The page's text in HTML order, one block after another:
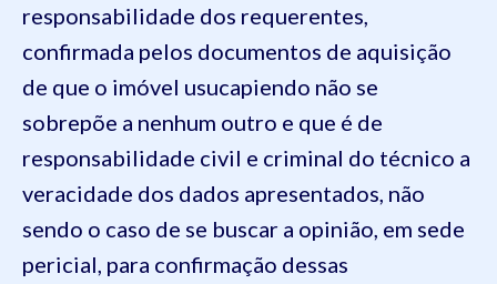
responsabilidade dos requerentes,
confirmada pelos documentos de aquisição
de que o imóvel usucapiendo não se
sobrepõe a nenhum outro e que é de
responsabilidade civil e criminal do técnico a
veracidade dos dados apresentados, não
sendo o caso de se buscar a opinião, em sede
pericial, para confirmação dessas